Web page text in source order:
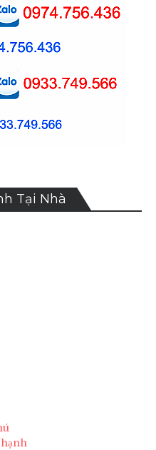
Tại Nhà